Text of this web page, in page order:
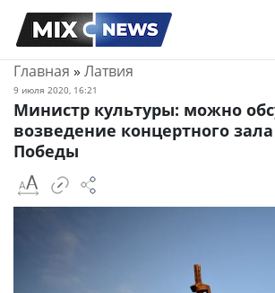
Главная » Латвия
9 июля 2020, 16:21
Министр культуры: можно
возведение концертного
Победы